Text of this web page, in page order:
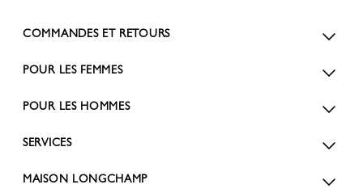
COMMANDES ET RETOURS
POUR LES FEMMES
POUR LES HOMMES
SERVICES
MAISON LONGCHAMP